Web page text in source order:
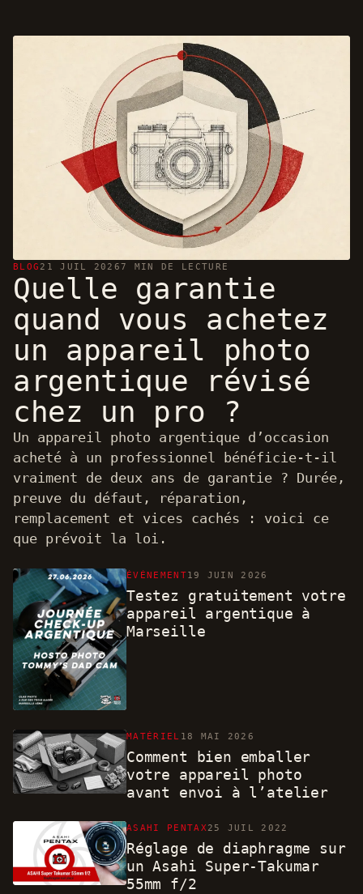
BLOG 21 JUIL 20267 MIN DE LECTURE
Quelle garantie
quand vous achetez
un appareil photo
argentique révisé
chez un pro ?
Un appareil photo argentique d’occasion
acheté à un professionnel bénéficie-t-il
vraiment de deux ans de garantie ? Durée,
preuve du défaut, réparation,
remplacement et vices cachés : voici ce
que prévoit la loi.
ÉVÉNEMENT19 JUIN 2026
Testez gratuitement votre
appareil argentique à
Marseille
MATÉRIEL 18 MAI 2026
Comment bien emballer
votre appareil photo
avant envoi à l’atelier
ASAHI PENTAX25 JUIL 2022
Réglage de diaphragme sur
un Asahi Super-Takumar
55mm f/2